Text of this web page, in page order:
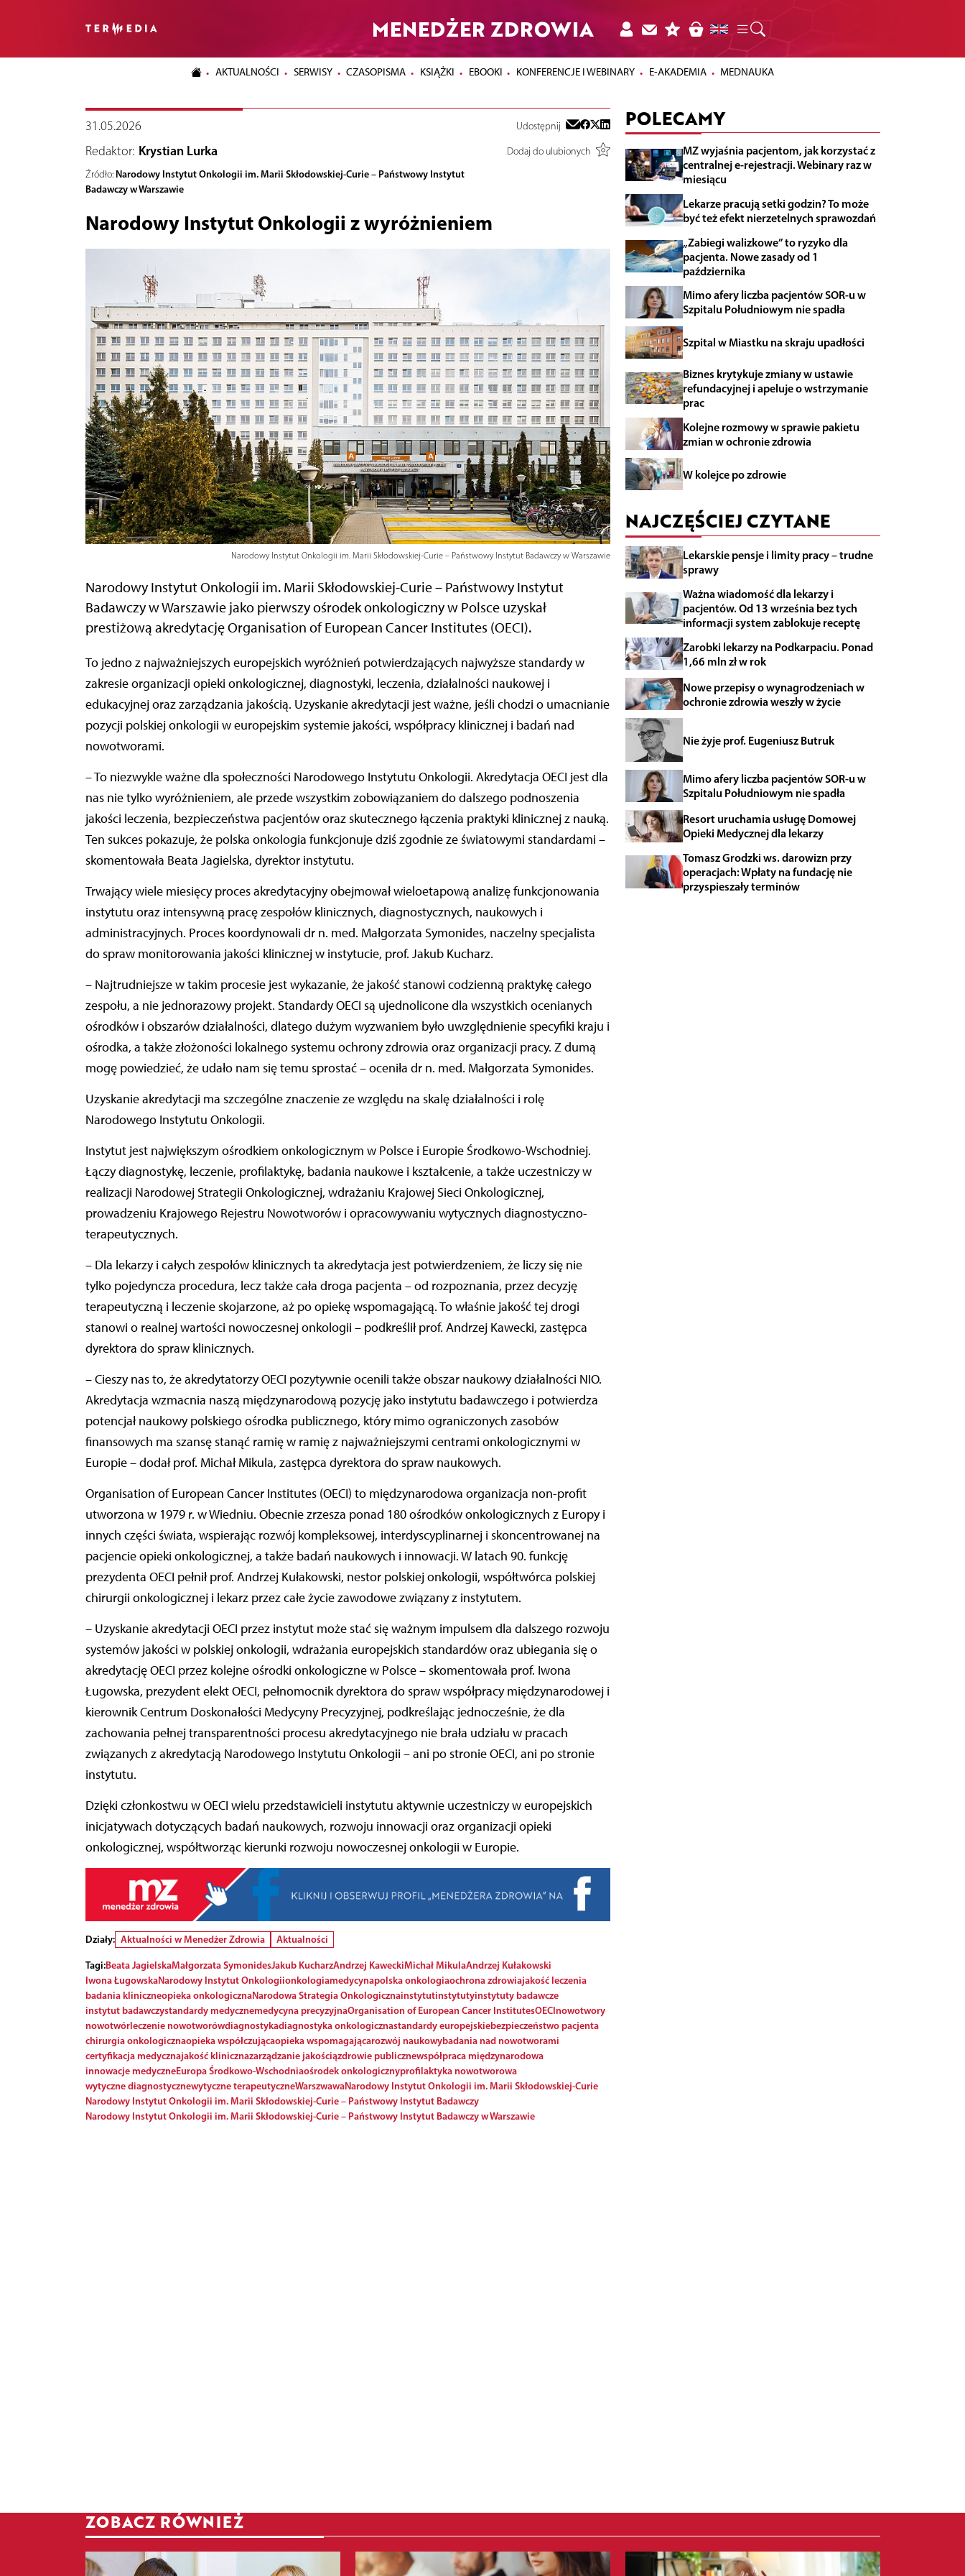
MENEDŻER ZDROWIA
AKTUALNOŚCI SERWISY CZASOPISMA KSIĄŻKI EBOOKI KONFERENCJE I WEBINARY E-AKADEMIA MEDNAUKA
31.05.2026 Udostępnij
Redaktor: Krystian Lurka
Dodaj do ulubionych
Źródło: Narodowy Instytut Onkologii im. Marii Skłodowskiej-Curie – Państwowy Instytut
Badawczy w Warszawie
Narodowy Instytut Onkologii z wyróżnieniem
Narodowy Instytut Onkologii im. Marii Skłodowskiej-Curie – Państwowy Instytut Badawczy w Warszawie
Narodowy Instytut Onkologii im. Marii Skłodowskiej-Curie – Państwowy Instytut
Badawczy w Warszawie jako pierwszy ośrodek onkologiczny w Polsce uzyskał
prestiżową akredytację Organisation of European Cancer Institutes (OECI).
To jedno z najważniejszych europejskich wyróżnień potwierdzających najwyższe standardy w
zakresie organizacji opieki onkologicznej, diagnostyki, leczenia, działalności naukowej i
edukacyjnej oraz zarządzania jakością. Uzyskanie akredytacji jest ważne, jeśli chodzi o umacnianie
pozycji polskiej onkologii w europejskim systemie jakości, współpracy klinicznej i badań nad
nowotworami.
– To niezwykle ważne dla społeczności Narodowego Instytutu Onkologii. Akredytacja OECI jest dla
nas nie tylko wyróżnieniem, ale przede wszystkim zobowiązaniem do dalszego podnoszenia
jakości leczenia, bezpieczeństwa pacjentów oraz skutecznego łączenia praktyki klinicznej z nauką.
Ten sukces pokazuje, że polska onkologia funkcjonuje dziś zgodnie ze światowymi standardami –
skomentowała Beata Jagielska, dyrektor instytutu.
Trwający wiele miesięcy proces akredytacyjny obejmował wieloetapową analizę funkcjonowania
instytutu oraz intensywną pracę zespołów klinicznych, diagnostycznych, naukowych i
administracyjnych. Proces koordynowali dr n. med. Małgorzata Symonides, naczelny specjalista
do spraw monitorowania jakości klinicznej w instytucie, prof. Jakub Kucharz.
– Najtrudniejsze w takim procesie jest wykazanie, że jakość stanowi codzienną praktykę całego
zespołu, a nie jednorazowy projekt. Standardy OECI są ujednolicone dla wszystkich ocenianych
ośrodków i obszarów działalności, dlatego dużym wyzwaniem było uwzględnienie specyfiki kraju i
ośrodka, a także złożoności lokalnego systemu ochrony zdrowia oraz organizacji pracy. Z dumą
mogę powiedzieć, że udało nam się temu sprostać – oceniła dr n. med. Małgorzata Symonides.
Uzyskanie akredytacji ma szczególne znaczenie ze względu na skalę działalności i rolę
Narodowego Instytutu Onkologii.
Instytut jest największym ośrodkiem onkologicznym w Polsce i Europie Środkowo-Wschodniej.
Łączy diagnostykę, leczenie, profilaktykę, badania naukowe i kształcenie, a także uczestniczy w
realizacji Narodowej Strategii Onkologicznej, wdrażaniu Krajowej Sieci Onkologicznej,
prowadzeniu Krajowego Rejestru Nowotworów i opracowywaniu wytycznych diagnostyczno-
terapeutycznych.
– Dla lekarzy i całych zespołów klinicznych ta akredytacja jest potwierdzeniem, że liczy się nie
tylko pojedyncza procedura, lecz także cała droga pacjenta – od rozpoznania, przez decyzję
terapeutyczną i leczenie skojarzone, aż po opiekę wspomagającą. To właśnie jakość tej drogi
stanowi o realnej wartości nowoczesnej onkologii – podkreślił prof. Andrzej Kawecki, zastępca
dyrektora do spraw klinicznych.
– Cieszy nas to, że akredytatorzy OECI pozytywnie ocenili także obszar naukowy działalności NIO.
Akredytacja wzmacnia naszą międzynarodową pozycję jako instytutu badawczego i potwierdza
potencjał naukowy polskiego ośrodka publicznego, który mimo ograniczonych zasobów
finansowych ma szansę stanąć ramię w ramię z najważniejszymi centrami onkologicznymi w
Europie – dodał prof. Michał Mikula, zastępca dyrektora do spraw naukowych.
Organisation of European Cancer Institutes (OECI) to międzynarodowa organizacja non-profit
utworzona w 1979 r. w Wiedniu. Obecnie zrzesza ponad 180 ośrodków onkologicznych z Europy i
innych części świata, wspierając rozwój kompleksowej, interdyscyplinarnej i skoncentrowanej na
pacjencie opieki onkologicznej, a także badań naukowych i innowacji. W latach 90. funkcję
prezydenta OECI pełnił prof. Andrzej Kułakowski, nestor polskiej onkologii, współtwórca polskiej
chirurgii onkologicznej i lekarz przez całe życie zawodowe związany z instytutem.
– Uzyskanie akredytacji OECI przez instytut może stać się ważnym impulsem dla dalszego rozwoju
systemów jakości w polskiej onkologii, wdrażania europejskich standardów oraz ubiegania się o
akredytację OECI przez kolejne ośrodki onkologiczne w Polsce – skomentowała prof. Iwona
Ługowska, prezydent elekt OECI, pełnomocnik dyrektora do spraw współpracy międzynarodowej i
kierownik Centrum Doskonałości Medycyny Precyzyjnej, podkreślając jednocześnie, że dla
zachowania pełnej transparentności procesu akredytacyjnego nie brała udziału w pracach
związanych z akredytacją Narodowego Instytutu Onkologii – ani po stronie OECI, ani po stronie
instytutu.
Dzięki członkostwu w OECI wielu przedstawicieli instytutu aktywnie uczestniczy w europejskich
inicjatywach dotyczących badań naukowych, rozwoju innowacji oraz organizacji opieki
onkologicznej, współtworząc kierunki rozwoju nowoczesnej onkologii w Europie.
Działy: Aktualności w Menedżer Zdrowia
Aktualności
Tagi:Beata JagielskaMałgorzata SymonidesJakub KucharzAndrzej KaweckiMichał MikulaAndrzej Kułakowski
Iwona ŁugowskaNarodowy Instytut Onkologiionkologiamedycynapolska onkologiaochrona zdrowiajakość leczenia
badania kliniczneopieka onkologicznaNarodowa Strategia Onkologicznainstytutinstytutyinstytuty badawcze
instytut badawczystandardy medycznemedycyna precyzyjnaOrganisation of European Cancer InstitutesOECInowotwory
nowotwórleczenie nowotworówdiagnostykadiagnostyka onkologicznastandardy europejskiebezpieczeństwo pacjenta
chirurgia onkologicznaopieka współczującaopieka wspomagającarozwój naukowybadania nad nowotworami
certyfikacja medycznajakość klinicznazarządzanie jakościązdrowie publicznewspółpraca międzynarodowa
innowacje medyczneEuropa Środkowo-Wschodniaośrodek onkologicznyprofilaktyka nowotworowa
wytyczne diagnostycznewytyczne terapeutyczneWarszwawaNarodowy Instytut Onkologii im. Marii Skłodowskiej-Curie
Narodowy Instytut Onkologii im. Marii Skłodowskiej-Curie – Państwowy Instytut Badawczy
Narodowy Instytut Onkologii im. Marii Skłodowskiej-Curie – Państwowy Instytut Badawczy w Warszawie
POLECAMY
MZ wyjaśnia pacjentom, jak korzystać z
centralnej e-rejestracji. Webinary raz w
miesiącu
Lekarze pracują setki godzin? To może
być też efekt nierzetelnych sprawozdań
„Zabiegi walizkowe” to ryzyko dla
pacjenta. Nowe zasady od 1
października
Mimo afery liczba pacjentów SOR-u w
Szpitalu Południowym nie spadła
Szpital w Miastku na skraju upadłości
Biznes krytykuje zmiany w ustawie
refundacyjnej i apeluje o wstrzymanie
prac
Kolejne rozmowy w sprawie pakietu
zmian w ochronie zdrowia
W kolejce po zdrowie
NAJCZĘŚCIEJ CZYTANE
Lekarskie pensje i limity pracy – trudne
sprawy
Ważna wiadomość dla lekarzy i
pacjentów. Od 13 września bez tych
informacji system zablokuje receptę
Zarobki lekarzy na Podkarpaciu. Ponad
1,66 mln zł w rok
Nowe przepisy o wynagrodzeniach w
ochronie zdrowia weszły w życie
Nie żyje prof. Eugeniusz Butruk
Mimo afery liczba pacjentów SOR-u w
Szpitalu Południowym nie spadła
Resort uruchamia usługę Domowej
Opieki Medycznej dla lekarzy
Tomasz Grodzki ws. darowizn przy
operacjach: Wpłaty na fundację nie
przyspieszały terminów
ZOBACZ RÓWNIEŻ